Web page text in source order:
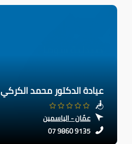
عيادة الدكتور محمد الكركي
عمّان - الياسمين
07 9860 9135